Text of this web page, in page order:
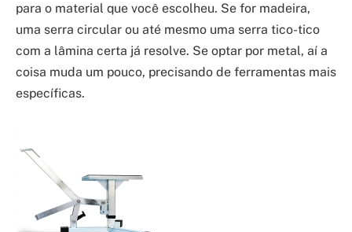
para o material que você escolheu. Se for madeira,
uma serra circular ou até mesmo uma serra tico-tico
com a lâmina certa já resolve. Se optar por metal, aí a
coisa muda um pouco, precisando de ferramentas mais
específicas.